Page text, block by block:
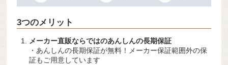
3つのメリット
メーカー直販ならではのあんしんの長期保証
・あんしんの長期保証が無料！メーカー保証範囲外の保
証もご用意しています